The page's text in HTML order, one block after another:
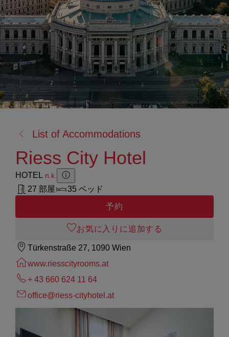
る:
List of Accommodations
Riess City Hotel
HOTEL n.k.
Zusatzinformation anzeigen
Zusatzinformation ausblenden
27 部屋
35 ベッド
予約
お気に入りに追加する
Türkenstraße 27, 1090 Wien
www.riesscityrooms.at
+ 43 660 624 11 64
office@riess-cityhotel.at